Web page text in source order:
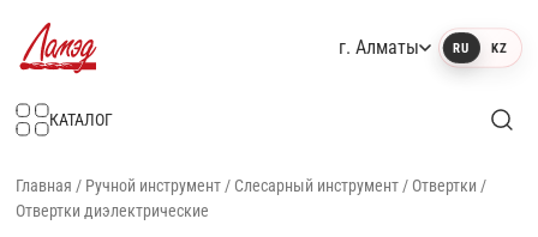
г. Алматы RU KZ
КАТАЛОГ
Главная / Ручной инструмент / Слесарный инструмент / Отвертки /
Отвертки диэлектрические